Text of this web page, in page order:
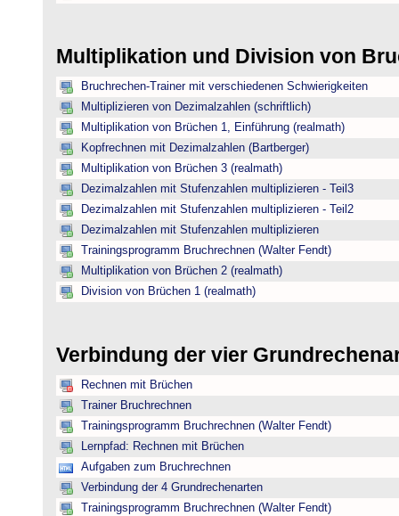
Multiplikation und Division von
Bruchrechen-Trainer mit verschiedenen Schwierigkeiten
Multiplizieren von Dezimalzahlen (schriftlich)
Multiplikation von Brüchen 1, Einführung (realmath)
Kopfrechnen mit Dezimalzahlen (Bartberger)
Multiplikation von Brüchen 3 (realmath)
Dezimalzahlen mit Stufenzahlen multiplizieren - Teil3
Dezimalzahlen mit Stufenzahlen multiplizieren - Teil2
Dezimalzahlen mit Stufenzahlen multiplizieren
Trainingsprogramm Bruchrechnen (Walter Fendt)
Multiplikation von Brüchen 2 (realmath)
Division von Brüchen 1 (realmath)
Verbindung der vier
Rechnen mit Brüchen
Trainer Bruchrechnen
Trainingsprogramm Bruchrechnen (Walter Fendt)
Lernpfad: Rechnen mit Brüchen
Aufgaben zum Bruchrechnen
Verbindung der 4 Grundrechenarten
Trainingsprogramm Bruchrechnen (Walter Fendt)